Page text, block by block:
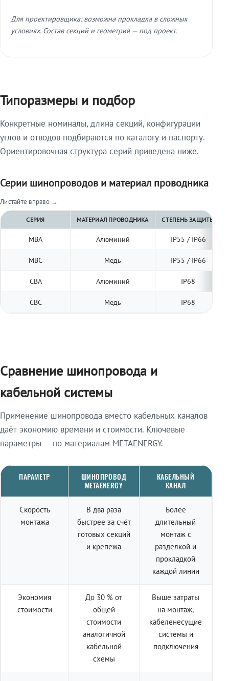
Для проектировщика: возможна прокладка в сложных
условиях. Состав секций и геометрия — под проект.
Типоразмеры и подбор
Конкретные номиналы, длина секций, конфигурации
углов и отводов подбираются по каталогу и паспорту.
Ориентировочная структура серий приведена ниже.
Серии шинопроводов и материал проводника
Листайте вправо →
СЕРИЯ МАТЕРИАЛ ПРОВОДНИКА СТЕПЕНЬ ЗАЩИТЫ
МВА Алюминий IP55 / IP66
МВС Медь IP55 / IP66
СВА Алюминий IP68
СВС Медь IP68
Сравнение шинопровода и
кабельной системы
Применение шинопровода вместо кабельных каналов
даёт экономию времени и стоимости. Ключевые
параметры — по материалам METAENERGY.
ПАРАМЕТР
ШИНОПРОВОД
METAENERGY
КАБЕЛЬНЫЙ
КАНАЛ
Скорость
монтажа
В два раза
быстрее за счёт
готовых секций
и крепежа
Более
длительный
монтаж с
разделкой и
прокладкой
каждой линии
Экономия
стоимости
До 30 % от
общей
стоимости
аналогичной
кабельной
схемы
Выше затраты
на монтаж,
кабеленесущие
системы и
подключения